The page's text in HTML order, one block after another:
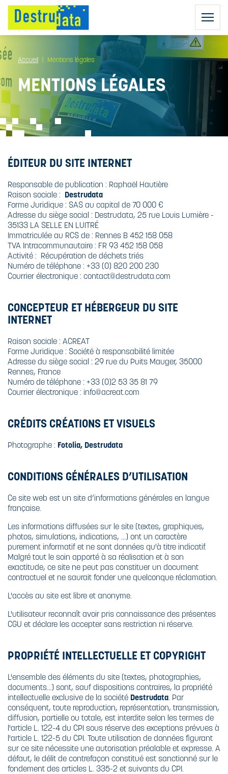
Accueil Mentions légales
MENTIONS LÉGALES
ÉDITEUR DU SITE INTERNET
Responsable de publication : Raphaël Hautière
Raison sociale : Destrudata
Forme Juridique : SAS au capital de 70 000 €
Adresse du siège social : Destrudata, 25 rue Louis Lumière -
35133 LA SELLE EN LUITRÉ
Immatriculée au RCS de : Rennes B 452 158 058
TVA Intracommunautaire : FR 93 452 158 058
Activité : Récupération de déchets triés
Numéro de téléphone : +33 (0) 820 200 230
Courrier électronique : contact@destrudata.com
CONCEPTEUR ET HÉBERGEUR DU SITE
INTERNET
Raison sociale : ACREAT
Forme Juridique : Société à responsabilité limitée
Adresse du siège social : 29 rue du Puits Mauger, 35000
Rennes, France
Numéro de téléphone : +33 (0)2 53 35 81 79
Courrier électronique : info@acreat.com
CRÉDITS CRÉATIONS ET VISUELS
Photographe : Fotolia, Destrudata
CONDITIONS GÉNÉRALES D’UTILISATION
Ce site web est un site d’informations générales en langue
française.
Les informations diffusées sur le site (textes, graphiques,
photos, simulations, indications, …) ont un caractère
purement informatif et ne sont données qu'à titre indicatif.
Malgré tout le soin apporté à sa réalisation et à son
exactitude, ce site ne peut pas constituer un document
contractuel et ne saurait fonder une quelconque réclamation.
L'accès au site est libre et anonyme.
L'utilisateur reconnaît avoir pris connaissance des présentes
CGU et déclare les accepter sans restriction ni réserve.
PROPRIÉTÉ INTELLECTUELLE ET COPYRIGHT
L'ensemble des éléments du site (textes, photographies,
documents...) sont, sauf dispositions contraires, la propriété
intellectuelle exclusive de la société Destrudata. Par
conséquent, toute reproduction, représentation, transmission,
diffusion, partielle ou totale, est interdite selon les termes de
l'article L. 122-4 du CPI sous réserve des exceptions prévues à
l'article L. 122-5 du CPI. Toute utilisation de données figurant
sur ce site nécessite une autorisation préalable et expresse. A
défaut, le délit de contrefaçon constitué est sanctionné sur le
fondement des articles L. 335-2 et suivants du CPI.
DESTRUCTION
D'ARCHIVES
DESTRUCTION
DE DISQUES
DESTRUCTION
RÉGULIÈRE
DESTRUCTION
ULTRA-
SÉCURISÉE
DESTRUCTION
COLLECTEURS
SÉCURISÉS
CAMIONS
BROYEURS
DESTRUCTION
ULTRA-
SÉCURISÉE
RÈGLEMENT
GÉNÉRAL SUR
LA
PROTECTION
DES DONNÉES
POURQUOI
DÉTRUIRE SES
DOCUMENTS
CONFIDENTIELS
CE QUE DIT LE
CODE PÉNAL
CE QUE DIT LA
LOI
NORME DIN
66399 ET ISO
NOS CAMIONS
BIO-ADDITIF
CARBURANTS
XBEE
LE RECYCLAGE
BIODÉGRADABLE